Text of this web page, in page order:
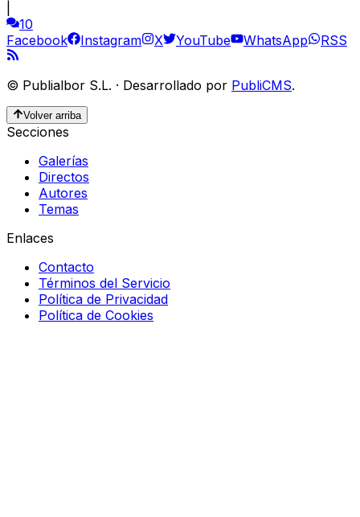
10
Facebook
Instagram X YouTube WhatsApp RSS
© Publialbor S.L. · Desarrollado por PubliCMS.
Volver arriba
Secciones
Galerías
Directos
Autores
Temas
Enlaces
Contacto
Términos del Servicio
Política de Privacidad
Política de Cookies